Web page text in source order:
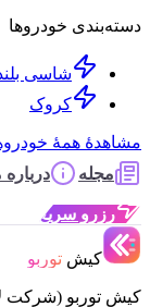
دسته‌بندی خودروها
شاسی
کروک
مشاهدهٔ همهٔ
مجله
درباره
رزرو سریع
کیش توربو
کیش توربو (شرکت